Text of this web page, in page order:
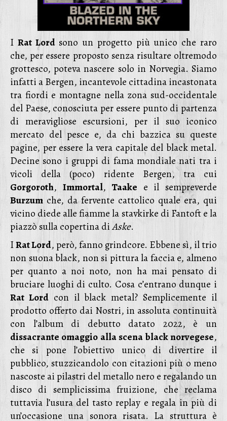
I Rat Lordsono un progetto più unico che raro
che, per essere proposto senza risultare oltremodo
grottesco, poteva nascere solo in Norvegia. Siamo
infatti a Bergen, incantevole cittadina incastonata
tra fiordi e montagne nella zona sud-occidentale
del Paese, conosciuta per essere punto di partenza
di meravigliose escursioni, per il suo iconico
mercato del pesce e, da chi bazzica su queste
pagine, per essere la vera capitale del black metal.
Decine sono i gruppi di fama mondiale nati tra i
vicoli della (poco) ridente Bergen, tra cui
Gorgoroth, Immortal, Taake e il sempreverde
Burzum che, da fervente cattolico quale era, qui
vicino diede alle fiamme la stavkirke di Fantoft e la
piazzò sulla copertina diAske.
IRat Lord, però, fanno grindcore. Ebbene sì, il trio
non suona black, non si pittura la faccia e, almeno
per quanto a noi noto, non ha mai pensato di
bruciare luoghi di culto. Cosa c’entrano dunque i
Rat Lordcon il black metal? Semplicemente il
prodotto offerto dai Nostri, in assoluta continuità
con l’album di debutto datato 2022, è un
dissacrante omaggio alla scena black norvegese,
che si pone l’obiettivo unico di divertire il
pubblico, stuzzicandolo con citazioni più o meno
nascoste ai pilastri del metallo nero e regalando un
disco di semplicissima fruizione, che reclama
tuttavia l’usura del tasto replay e regala in più di
un’occasione una sonora risata. La struttura è